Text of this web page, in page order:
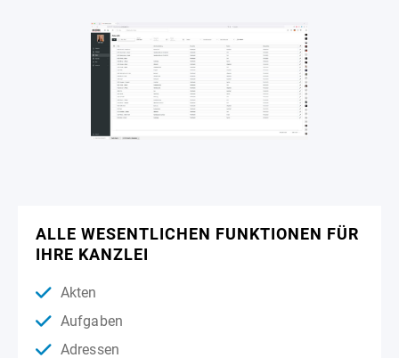
ALLE WESENTLICHEN FUNKTIONEN FÜR
IHRE KANZLEI
Akten
Aufgaben
Adressen